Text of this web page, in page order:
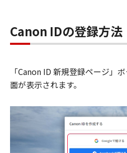
Canon IDの登録方法
「Canon ID 新規登録ページ」
面が表示されます。